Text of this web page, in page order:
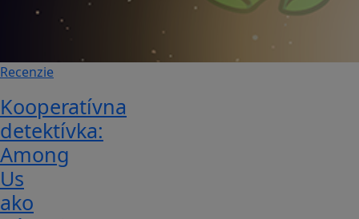
Recenzie
Kooperatívna
detektívka:
Among
Us
ako